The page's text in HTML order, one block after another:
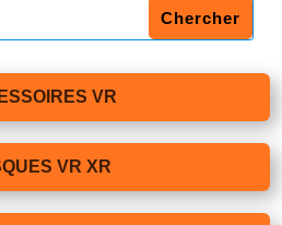
VR
VR XR